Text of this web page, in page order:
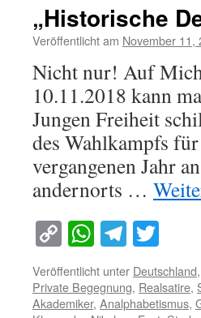
„Historische
Veröffentlicht am November 11,
Nicht nur! Auf
10.11.2018 kann
Jungen Freiheit
des Wahlkampfs
vergangenen Jahr
andernorts …
Copy
Link
WhatsApp
Veröffentlicht unter Deutschland,
Private Begegnung, Realsatire,
Akademiker, Analphabetismus,